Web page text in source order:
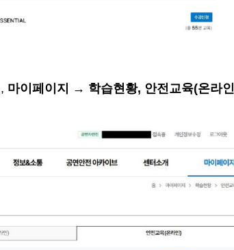
, 마이페이지 → 학습현황, 안전교육(온라인